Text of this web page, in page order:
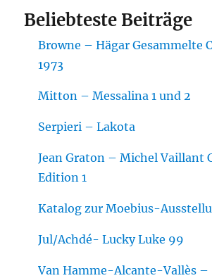
Beliebteste Beiträge
Browne – Hägar Gesammelte
1973
Mitton – Messalina 1 und 2
Serpieri – Lakota
Jean Graton – Michel Vaillant
Edition 1
Katalog zur Moebius-
Jul/Achdé- Lucky Luke 99
Van Hamme-Alcante-Vallès –